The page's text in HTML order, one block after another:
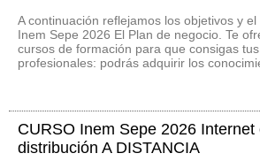
A continuación reflejamos los objetivos y
Inem Sepe 2026 El Plan de negocio. Te
cursos de formación para que consigas
profesionales: podrás adquirir los
CURSO Inem Sepe 2026
distribución A DISTANCIA